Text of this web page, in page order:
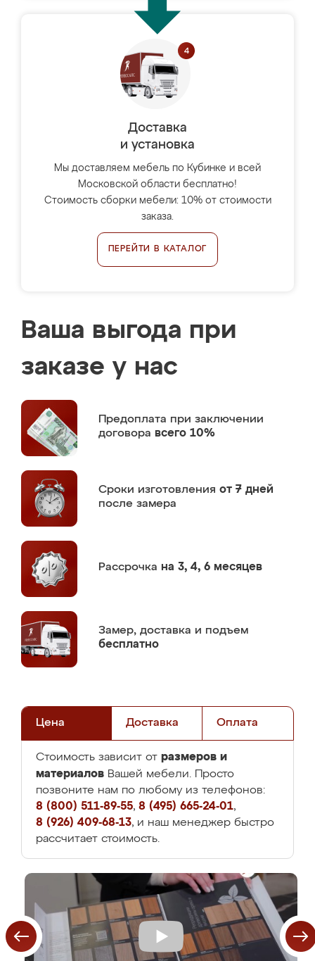
Доставка
и установка
Мы доставляем мебель по Кубинке и всей
Московской области бесплатно!
Стоимость сборки мебели: 10% от стоимости
заказа.
ПЕРЕЙТИ В КАТАЛОГ
Ваша выгода при
заказе у нас
Предоплата при заключении
договора всего 10%
Сроки изготовления от 7 дней
после замера
Рассрочка на 3, 4, 6 месяцев
Замер, доставка и подъем
бесплатно
Цена Доставка Оплата
Стоимость зависит от размеров и
материалов Вашей мебели. Просто
позвоните нам по любому из телефонов:
8 (800) 511-89-55, 8 (495) 665-24-01,
8 (926) 409-68-13, и наш менеджер быстро
рассчитает стоимость.